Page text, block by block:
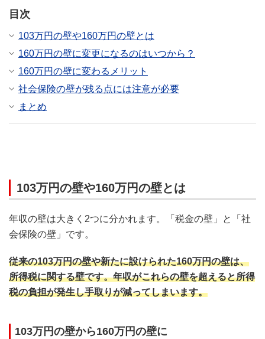
目次
103万円の壁や160万円の壁とは
160万円の壁に変更になるのはいつから？
160万円の壁に変わるメリット
社会保険の壁が残る点には注意が必要
まとめ
103万円の壁や160万円の壁とは
年収の壁は大きく2つに分かれます。「税金の壁」と「社
会保険の壁」です。
従来の103万円の壁や新たに設けられた160万円の壁は、
所得税に関する壁です。年収がこれらの壁を超えると所得
税の負担が発生し手取りが減ってしまいます。
103万円の壁から160万円の壁に